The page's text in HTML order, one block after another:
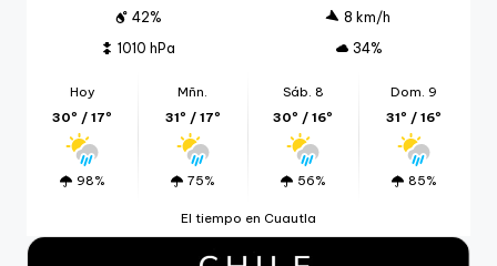
42%
8 km/h
1010 hPa
34%
Hoy
30º / 17º
98%
Mñn.
31º / 17º
75%
Sáb. 8
30º / 16º
56%
Dom. 9
31º / 16º
85%
El tiempo en Cuautla